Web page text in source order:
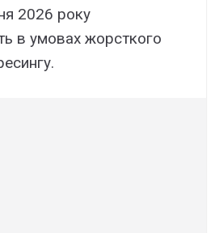
2026 року
в умовах жорсткого